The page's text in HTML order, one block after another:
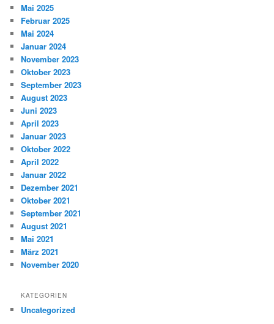
Mai 2025
Februar 2025
Mai 2024
Januar 2024
November 2023
Oktober 2023
September 2023
August 2023
Juni 2023
April 2023
Januar 2023
Oktober 2022
April 2022
Januar 2022
Dezember 2021
Oktober 2021
September 2021
August 2021
Mai 2021
März 2021
November 2020
KATEGORIEN
Uncategorized